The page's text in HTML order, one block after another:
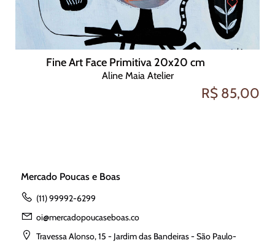
Fine Art Face Primitiva 20x20 cm
Aline Maia Atelier
R$ 85,00
Mercado Poucas e Boas
(11) 99992-6299
oi@mercadopoucaseboas.co
Travessa Alonso, 15 - Jardim das Bandeiras - São Paulo-